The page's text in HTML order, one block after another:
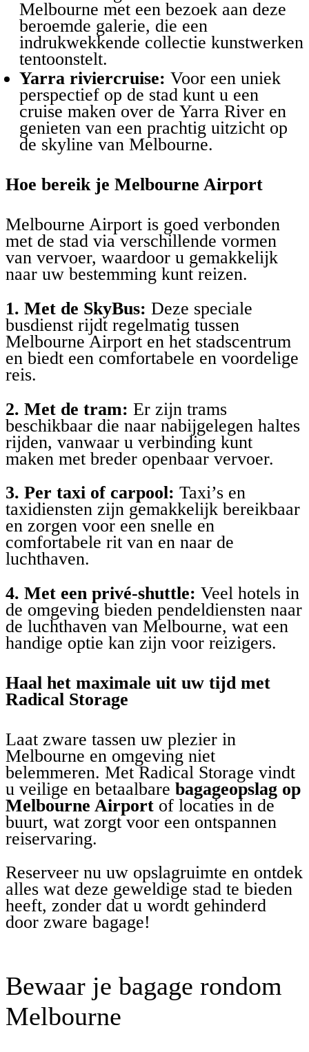
Melbourne met een bezoek aan deze
beroemde galerie, die een
indrukwekkende collectie kunstwerken
tentoonstelt.
Yarra riviercruise: Voor een uniek
perspectief op de stad kunt u een
cruise maken over de Yarra River en
genieten van een prachtig uitzicht op
de skyline van Melbourne.
Hoe bereik je Melbourne Airport
Melbourne Airport is goed verbonden
met de stad via verschillende vormen
van vervoer, waardoor u gemakkelijk
naar uw bestemming kunt reizen.
1. Met de SkyBus: Deze speciale
busdienst rijdt regelmatig tussen
Melbourne Airport en het stadscentrum
en biedt een comfortabele en voordelige
reis.
2. Met de tram: Er zijn trams
beschikbaar die naar nabijgelegen haltes
rijden, vanwaar u verbinding kunt
maken met breder openbaar vervoer.
3. Per taxi of carpool: Taxi’s en
taxidiensten zijn gemakkelijk bereikbaar
en zorgen voor een snelle en
comfortabele rit van en naar de
luchthaven.
4. Met een privé-shuttle: Veel hotels in
de omgeving bieden pendeldiensten naar
de luchthaven van Melbourne, wat een
handige optie kan zijn voor reizigers.
Haal het maximale uit uw tijd met
Radical Storage
Laat zware tassen uw plezier in
Melbourne en omgeving niet
belemmeren. Met Radical Storage vindt
u veilige en betaalbare bagageopslag op
Melbourne Airport of locaties in de
buurt, wat zorgt voor een ontspannen
reiservaring.
Reserveer nu uw opslagruimte en ontdek
alles wat deze geweldige stad te bieden
heeft, zonder dat u wordt gehinderd
door zware bagage!
Bewaar je bagage rondom
Melbourne